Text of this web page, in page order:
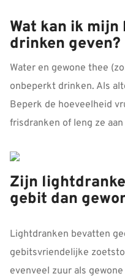
Wat kan ik
drinken geven?
Water en gewone thee
onbeperkt drinken. Als
Beperk de hoeveelheid
frisdranken of leng ze
Zijn
gebit dan
Lightdranken bevatten
gebitsvriendelijke
evenveel zuur als